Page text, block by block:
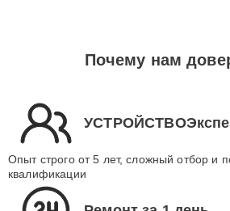
Почему нам
Опыт строго от 5 лет, сложный отбор и
квалификации